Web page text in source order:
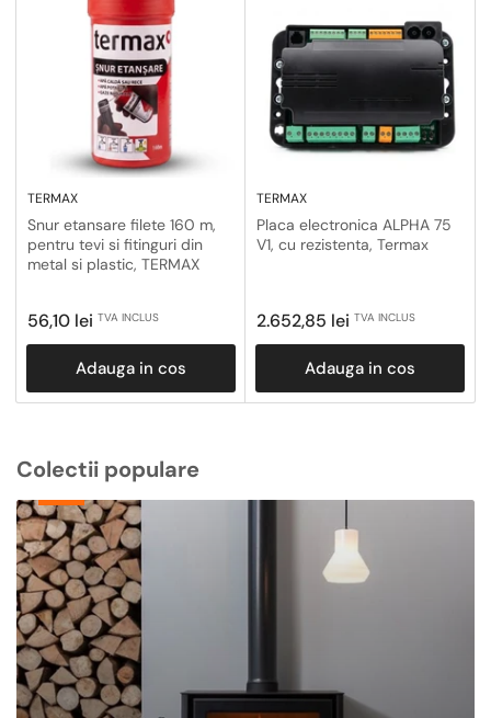
TERMAX
Snur etansare filete 160 m,
pentru tevi si fitinguri din
metal si plastic, TERMAX
Pret
obisnuit
56,10 lei TVA INCLUS
Adauga in cos
TERMAX
Placa electronica ALPHA 75
V1, cu rezistenta, Termax
Pret
obisnuit
2.652,85 lei TVA INCLUS
Adauga in cos
Colectii populare
Centrale
Termice